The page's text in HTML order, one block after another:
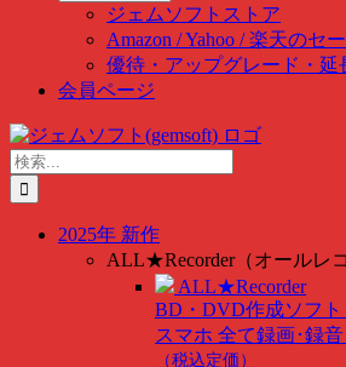
ジェムソフトストア
Amazon / Yahoo / 楽天のセ
優待・アップグレード・延
会員ページ
Skip
to
content
検
索
…
2025年 新作
ALL★Recorder（オールレ
ALL★Recorder
BD・DVD作成ソフト
スマホ 全て録画･録音
（税込定価）